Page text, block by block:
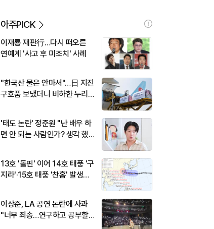
아주PICK
이재룡 재판行…다시 떠오른
연예계 '사고 후 미조치' 사례
"한국산 물은 안마셔"…日 지진
구호품 보냈더니 비하한 누리
'태도 논란' 정준원 "난 배우 하
면 안 되는 사람인가? 생각 했
13호 '돌핀' 이어 14호 태풍 '구
지라'·15호 태풍 '찬홈' 발생…
이상준, LA 공연 논란에 사과
"너무 죄송…연구하고 공부할